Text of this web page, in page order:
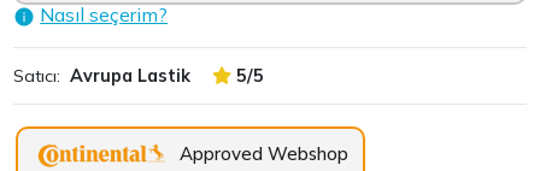
Nasıl seçerim?
Satıcı: Avrupa Lastik 5/5
Approved Webshop